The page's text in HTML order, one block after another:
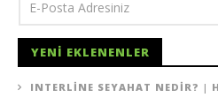
YENI EKLENENLER
INTERLINE SEYAHAT NEDIR? |